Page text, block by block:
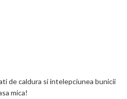
de caldura si intelepciunea bunicii
mica!